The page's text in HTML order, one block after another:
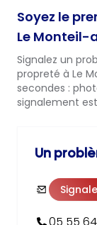
Soyez le
Le
Signalez un
propreté à Le
secondes :
signalement
Un